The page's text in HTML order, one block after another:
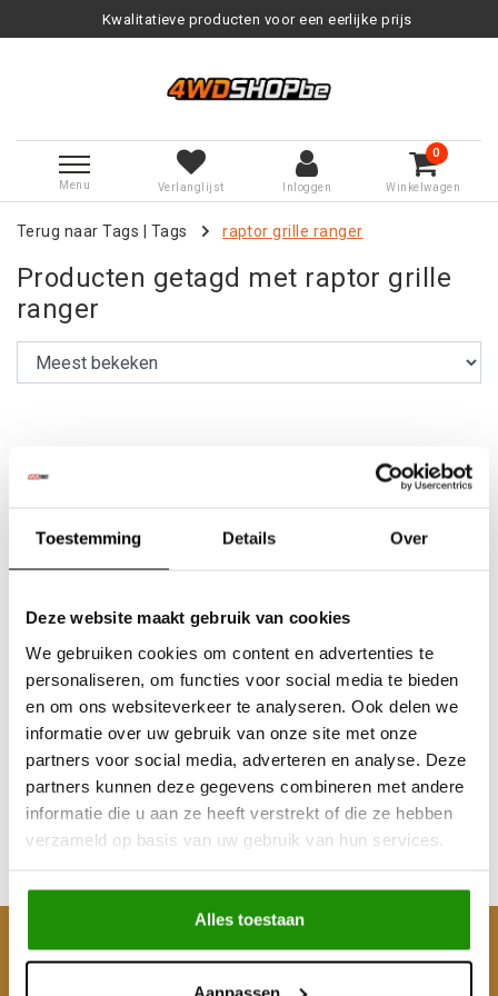
Toestemming Details Over
Deze website maakt gebruik van cookies
We gebruiken cookies om content en advertenties te
personaliseren, om functies voor social media te bieden
en om ons websiteverkeer te analyseren. Ook delen we
informatie over uw gebruik van onze site met onze
partners voor social media, adverteren en analyse. Deze
partners kunnen deze gegevens combineren met andere
informatie die u aan ze heeft verstrekt of die ze hebben
verzameld op basis van uw gebruik van hun services.
Alles toestaan
Aanpassen
Kwalitatieve producten voor een eerlijke prijs
Menu Verlanglijst Inloggen
0
Winkelwagen
Terug naar Tags Tags raptor grille ranger
Producten getagd met raptor grille
ranger
"Raptor" look-a-like
grille Ford Ranger
series 2
€205,79
Excl. btw
€249,00
Klantenservice